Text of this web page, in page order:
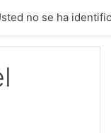
no se ha